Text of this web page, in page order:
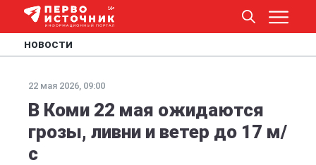
НОВОСТИ
22 мая 2026, 09:00
В Коми 22 мая ожидаются
грозы, ливни и ветер до 17 м/
с